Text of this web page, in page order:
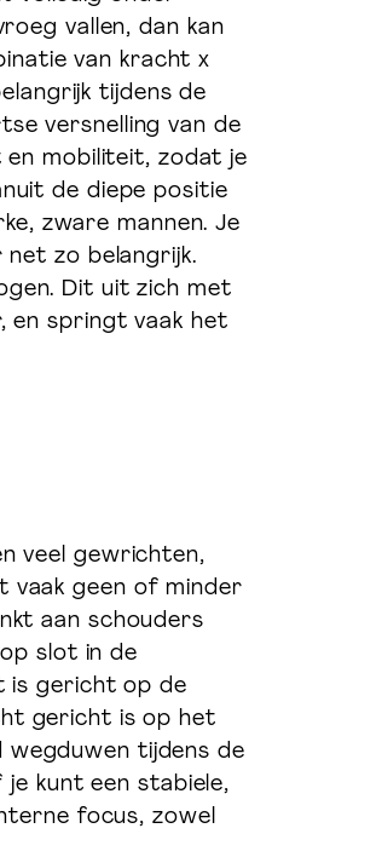
leefstijl
Wefuel.nl
vallen, dan kan
van kracht x
tijdens de
versnelling van de
mobiliteit, zodat je
de diepe positie
zware mannen. Je
zo belangrijk.
Dit uit zich met
en springt vaak het
veel gewrichten,
vaak geen of minder
aan schouders
slot in de
is gericht op de
gericht is op het
wegduwen tijdens de
kunt een stabiele,
focus, zowel